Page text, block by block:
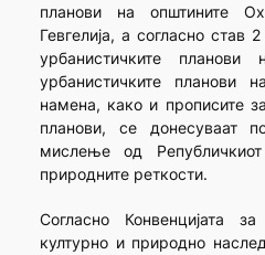
планови на општините
Гевгелија, а согласно став
урбанистичките
урбанистичките планови
намена, како и прописите
планови, се донесуваат
мислење од
природните реткости.
Согласно Конвенцијата
културно и природно